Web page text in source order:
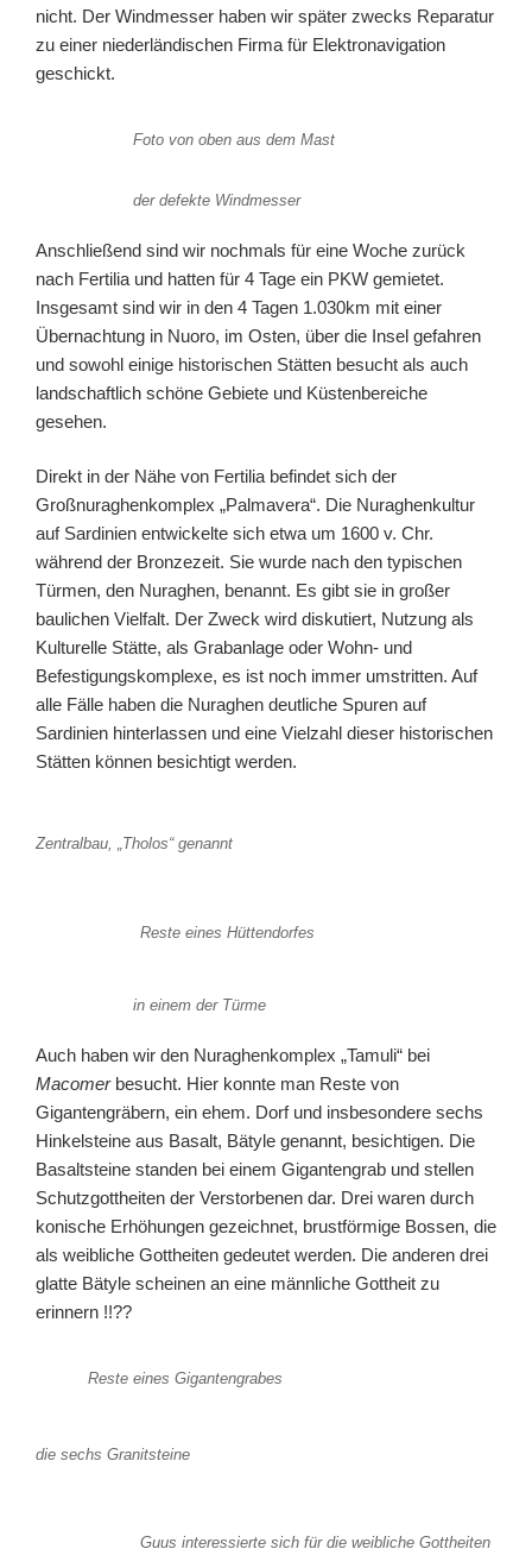
nicht. Der Windmesser haben wir später zwecks Reparatur
zu einer niederländischen Firma für Elektronavigation
geschickt.
Foto von oben aus dem Mast
der defekte Windmesser
Anschließend sind wir nochmals für eine Woche zurück
nach Fertilia und hatten für 4 Tage ein PKW gemietet.
Insgesamt sind wir in den 4 Tagen 1.030km mit einer
Übernachtung in Nuoro, im Osten, über die Insel gefahren
und sowohl einige historischen Stätten besucht als auch
landschaftlich schöne Gebiete und Küstenbereiche
gesehen.
Direkt in der Nähe von Fertilia befindet sich der
Großnuraghenkomplex „Palmavera“. Die Nuraghenkultur
auf Sardinien entwickelte sich etwa um 1600 v. Chr.
während der Bronzezeit. Sie wurde nach den typischen
Türmen, den Nuraghen, benannt. Es gibt sie in großer
baulichen Vielfalt. Der Zweck wird diskutiert, Nutzung als
Kulturelle Stätte, als Grabanlage oder Wohn- und
Befestigungskomplexe, es ist noch immer umstritten. Auf
alle Fälle haben die Nuraghen deutliche Spuren auf
Sardinien hinterlassen und eine Vielzahl dieser historischen
Stätten können besichtigt werden.
Zentralbau, „Tholos“ genannt
Reste eines Hüttendorfes
in einem der Türme
Auch haben wir den Nuraghenkomplex „Tamuli“ bei
Macomerbesucht. Hier konnte man Reste von
Gigantengräbern, ein ehem. Dorf und insbesondere sechs
Hinkelsteine aus Basalt, Bätyle genannt, besichtigen. Die
Basaltsteine standen bei einem Gigantengrab und stellen
Schutzgottheiten der Verstorbenen dar. Drei waren durch
konische Erhöhungen gezeichnet, brustförmige Bossen, die
als weibliche Gottheiten gedeutet werden. Die anderen drei
glatte Bätyle scheinen an eine männliche Gottheit zu
erinnern !!??
Reste eines Gigantengrabes
die sechs Granitsteine
Guus interessierte sich für die weibliche Gottheiten